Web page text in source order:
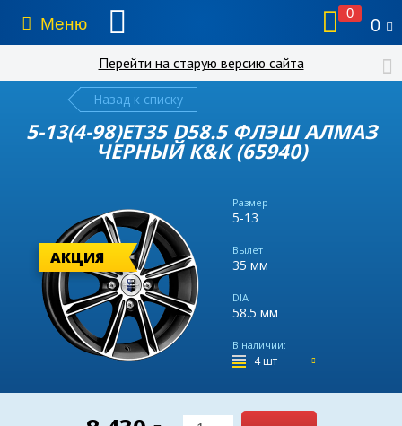
Меню
0
0
Перейти на старую версию сайта
Назад к списку
5-13(4-98)ET35 D58.5 ФЛЭШ АЛМАЗ
ЧЕРНЫЙ К&К (65940)
Размер
5-13
Вылет
35 мм
DIA
58.5 мм
В наличии:
4 шт
АКЦИЯ